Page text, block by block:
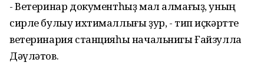
- Ветеринар документһыҙ мал алмағыҙ, уның
сирле булыу ихтималлығы ҙур, - тип иҫкәртте
ветеринария станцияһы начальнигы Ғайзулла
Дәүләтов.